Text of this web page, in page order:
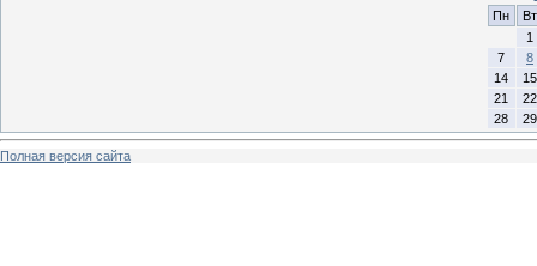
Пн
Вт
1
7
8
14
15
21
22
28
29
Полная версия сайта